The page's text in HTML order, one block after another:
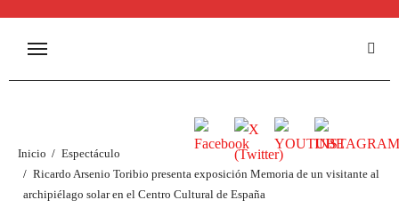
Inicio
Espectáculo
Ricardo Arsenio Toribio presenta exposición Memoria de un visitante al
archipiélago solar en el Centro Cultural de España